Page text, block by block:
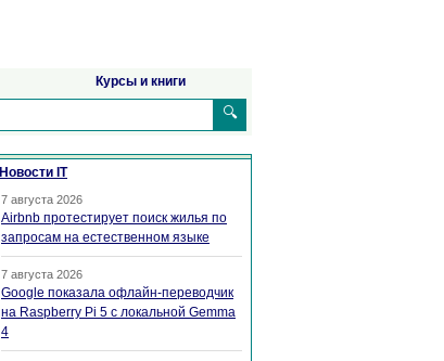
Курсы и книги
🔍
Новости IT
7 августа 2026
Airbnb протестирует поиск жилья по
запросам на естественном языке
7 августа 2026
Google показала офлайн-переводчик
на Raspberry Pi 5 с локальной Gemma
4